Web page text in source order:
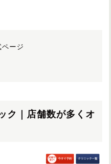
ージ
ク｜店舗数が多くオ